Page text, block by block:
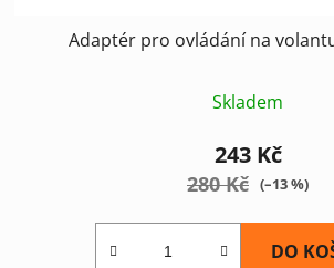
Adaptér pro ovládání na
Skladem
243 Kč
280 Kč (–13 %)
DO